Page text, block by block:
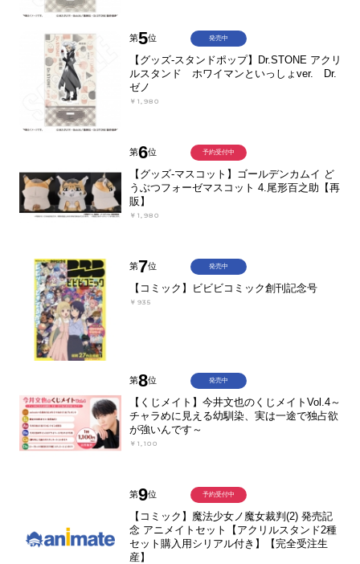
第5位
【グッズ-スタンドポップ】Dr.STONE アクリ
ルスタンド ホワイマンといっしょver. Dr.
ゼノ
￥1,980
発売中
第6位
【グッズ-マスコット】ゴールデンカムイ ど
うぶつフォーゼマスコット 4.尾形百之助【再
販】
￥1,980
予約受付中
第7位
【コミック】ビビビコミック創刊記念号
￥935
発売中
第8位
【くじメイト】今井文也のくじメイトVol.4～
チャラめに見える幼馴染、実は一途で独占欲
が強いんです～
￥1,100
発売中
第9位
【コミック】魔法少女ノ魔女裁判(2) 発売記
念 アニメイトセット【アクリルスタンド2種
セット購入用シリアル付き】【完全受注生
産】
予約受付中